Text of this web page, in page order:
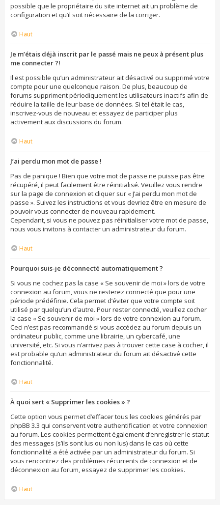
possible que le propriétaire du site internet ait un problème de
configuration et qu’il soit nécessaire de la corriger.
Haut
Je m’étais déjà inscrit par le passé mais ne peux à présent plus
me connecter ?!
Il est possible qu’un administrateur ait désactivé ou supprimé votre
compte pour une quelconque raison. De plus, beaucoup de
forums suppriment périodiquement les utilisateurs inactifs afin de
réduire la taille de leur base de données. Si tel était le cas,
inscrivez-vous de nouveau et essayez de participer plus
activement aux discussions du forum.
Haut
J’ai perdu mon mot de passe !
Pas de panique ! Bien que votre mot de passe ne puisse pas être
récupéré, il peut facilement être réinitialisé. Veuillez vous rendre
sur la page de connexion et cliquer sur « J’ai perdu mon mot de
passe ». Suivez les instructions et vous devriez être en mesure de
pouvoir vous connecter de nouveau rapidement.
Cependant, si vous ne pouvez pas réinitialiser votre mot de passe,
nous vous invitons à contacter un administrateur du forum.
Haut
Pourquoi suis-je déconnecté automatiquement ?
Si vous ne cochez pas la case « Se souvenir de moi » lors de votre
connexion au forum, vous ne resterez connecté que pour une
période prédéfinie. Cela permet d’éviter que votre compte soit
utilisé par quelqu’un d’autre. Pour rester connecté, veuillez cocher
la case « Se souvenir de moi » lors de votre connexion au forum.
Ceci n’est pas recommandé si vous accédez au forum depuis un
ordinateur public, comme une librairie, un cybercafé, une
université, etc. Si vous n’arrivez pas à trouver cette case à cocher, il
est probable qu’un administrateur du forum ait désactivé cette
fonctionnalité.
Haut
À quoi sert « Supprimer les cookies » ?
Cette option vous permet d’effacer tous les cookies générés par
phpBB 3.3 qui conservent votre authentification et votre connexion
au forum. Les cookies permettent également d’enregistrer le statut
des messages (s’ils sont lus ou non lus) dans le cas où cette
fonctionnalité a été activée par un administrateur du forum. Si
vous rencontrez des problèmes récurrents de connexion et de
déconnexion au forum, essayez de supprimer les cookies.
Haut